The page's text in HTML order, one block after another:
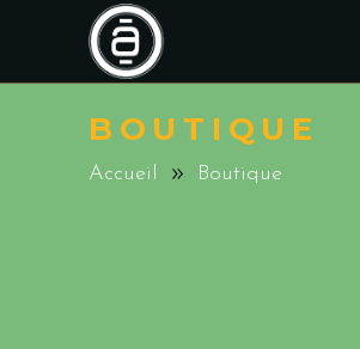
BOUTIQUE
Accueil Boutique